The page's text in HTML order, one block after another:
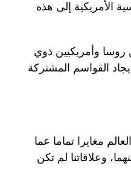
الأمريكية إلى هذه
وأمريكيين ذوي
القواسم المشتركة
مغايرا تماما عما
وعلاقاتنا لم تكن